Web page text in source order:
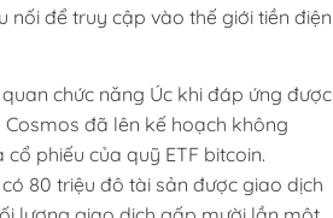
nối để truy cập vào thế giới tiền điện
chức năng Úc khi đáp ứng được
Cosmos đã lên kế hoạch không
phiếu của quỹ ETF bitcoin.
80 triệu đô tài sản được giao dịch